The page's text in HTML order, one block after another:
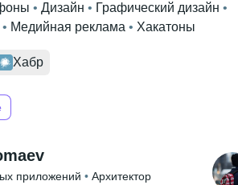
• Дизайн • Графический дизайн
• Медийная реклама • Хакатоны
Хабр
приложений • Архитектор